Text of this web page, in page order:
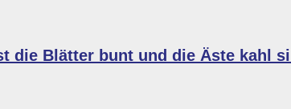
die Blätter bunt und die Äste kahl